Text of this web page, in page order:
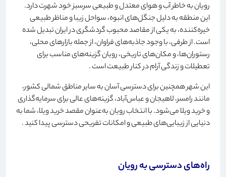
رویان به خاطر آب و هوای معتدل و طبیعی سرسبز خود شهرت دارد.
این منطقه به دلیل جنگل‌های انبوه، سواحل زیبا و مناظر طبیعی
خیره‌کننده، به یکی از مقاصد محبوب گردشگری در ایران تبدیل شده
است. از طرفی، با وجود جاذبه‌های فراوان، از جمله بازارهای محلی،
رستوران‌ها، و مکان‌های تاریخی، رویان گزینه‌های مناسب برای
تعطیلات و زندگی آرام در کنار طبیعت است.
این شهر همچنین برای دسترسی آسان به سایر مناطق شمالی کشور،
مانند رامسر، لاهیجان و عباس‌آباد، گزینه‌های عالی برای سرمایه‌گذاری
و خرید ویلا می‌شود. با انتخاب رویان به‌عنوان مقصد خرید ویلا، شما به
دنیایی از زیبایی‌های طبیعی و امکانات تفریحی دسترسی پیدا کنید.
راه‌های دسترسی به رویان